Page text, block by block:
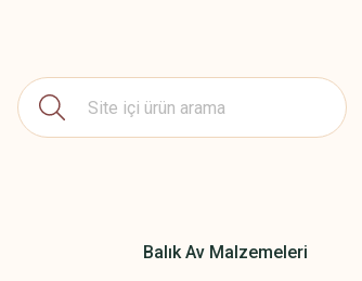
Balık Av Malzemeleri